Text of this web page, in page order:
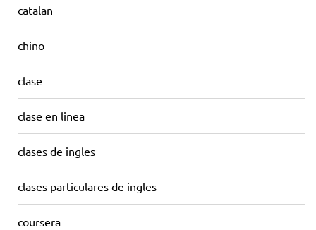
catalan
chino
clase
clase en linea
clases de ingles
clases particulares de ingles
coursera